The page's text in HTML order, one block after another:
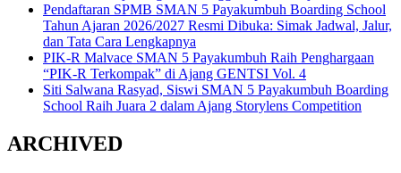
Pendaftaran SPMB SMAN 5 Payakumbuh Boarding School
Tahun Ajaran 2026/2027 Resmi Dibuka: Simak Jadwal, Jalur,
dan Tata Cara Lengkapnya
PIK-R Malvace SMAN 5 Payakumbuh Raih Penghargaan
“PIK-R Terkompak” di Ajang GENTSI Vol. 4
Siti Salwana Rasyad, Siswi SMAN 5 Payakumbuh Boarding
School Raih Juara 2 dalam Ajang Storylens Competition
ARCHIVED